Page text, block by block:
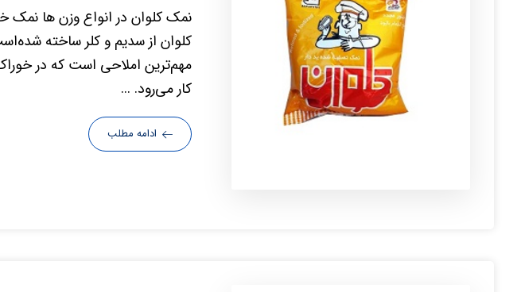
نمک کلوان در انواع وزن ها نمک
کلوان از سدیم و کلر ساخته
مهم‌ترین املاحی است که در خوراک
کار می‌رود. ...
ادامه مطلب